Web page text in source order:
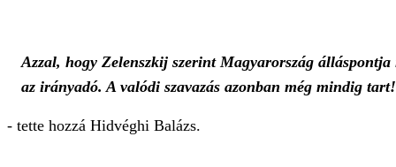
Azzal, hogy Zelenszkij szerint Magyarország
az irányadó. A valódi szavazás azonban még mindig
- tette hozzá Hidvéghi Balázs.